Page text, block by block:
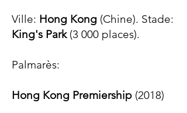
Ville: Hong Kong (Chine). Stade:
King's Park(3 000 places).
Palmarès:​
Hong Kong Premiership (2018)